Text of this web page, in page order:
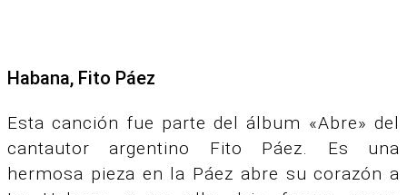
Habana, Fito Páez
Esta canción fue parte del álbum «Abre» del
cantautor argentino Fito Páez. Es una
hermosa pieza en la Páez abre su corazón a